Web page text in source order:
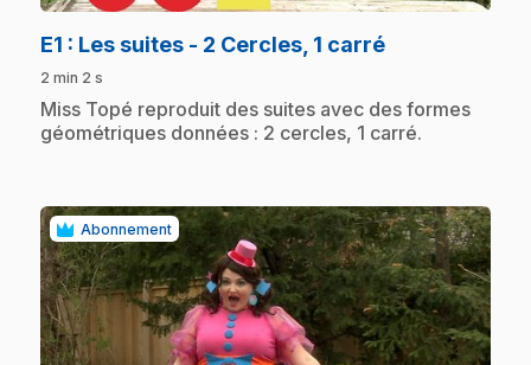
E1 : Les suites - 2 Cercles, 1 carré.
2 min 2 s
.Miss Topé reproduit des suites avec des formes
géométriques données : 2 cercles, 1 carré.
Abonnement